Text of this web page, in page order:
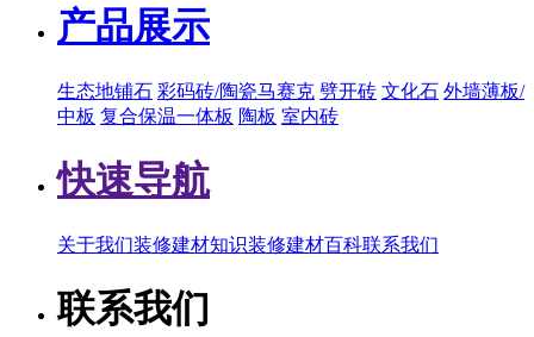
产品展示
生态地铺石 彩码砖/陶瓷马赛克 劈开砖 文化石 外墙薄板/
中板 复合保温一体板 陶板 室内砖
快速导航
关于我们装修建材知识装修建材百科联系我们
联系我们